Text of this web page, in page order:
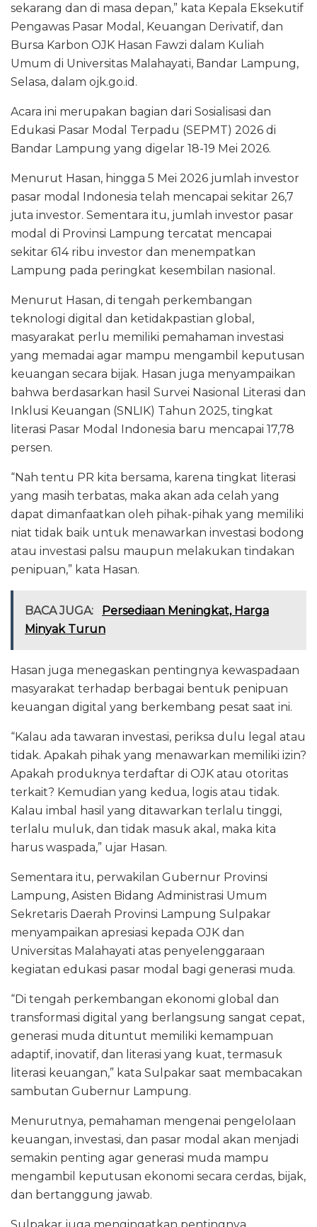
sekarang dan di masa depan,” kata Kepala Eksekutif
Pengawas Pasar Modal, Keuangan Derivatif, dan
Bursa Karbon OJK Hasan Fawzi dalam Kuliah
Umum di Universitas Malahayati, Bandar Lampung,
Selasa, dalam ojk.go.id.
Acara ini merupakan bagian dari Sosialisasi dan
Edukasi Pasar Modal Terpadu (SEPMT) 2026 di
Bandar Lampung yang digelar 18-19 Mei 2026.
Menurut Hasan, hingga 5 Mei 2026 jumlah investor
pasar modal Indonesia telah mencapai sekitar 26,7
juta investor. Sementara itu, jumlah investor pasar
modal di Provinsi Lampung tercatat mencapai
sekitar 614 ribu investor dan menempatkan
Lampung pada peringkat kesembilan nasional.
Menurut Hasan, di tengah perkembangan
teknologi digital dan ketidakpastian global,
masyarakat perlu memiliki pemahaman investasi
yang memadai agar mampu mengambil keputusan
keuangan secara bijak. Hasan juga menyampaikan
bahwa berdasarkan hasil Survei Nasional Literasi dan
Inklusi Keuangan (SNLIK) Tahun 2025, tingkat
literasi Pasar Modal Indonesia baru mencapai 17,78
persen.
“Nah tentu PR kita bersama, karena tingkat literasi
yang masih terbatas, maka akan ada celah yang
dapat dimanfaatkan oleh pihak-pihak yang memiliki
niat tidak baik untuk menawarkan investasi bodong
atau investasi palsu maupun melakukan tindakan
penipuan,” kata Hasan.
BACA JUGA:
Persediaan Meningkat, Harga
Minyak Turun
Hasan juga menegaskan pentingnya kewaspadaan
masyarakat terhadap berbagai bentuk penipuan
keuangan digital yang berkembang pesat saat ini.
“Kalau ada tawaran investasi, periksa dulu legal atau
tidak. Apakah pihak yang menawarkan memiliki izin?
Apakah produknya terdaftar di OJK atau otoritas
terkait? Kemudian yang kedua, logis atau tidak.
Kalau imbal hasil yang ditawarkan terlalu tinggi,
terlalu muluk, dan tidak masuk akal, maka kita
harus waspada,” ujar Hasan.
Sementara itu, perwakilan Gubernur Provinsi
Lampung, Asisten Bidang Administrasi Umum
Sekretaris Daerah Provinsi Lampung Sulpakar
menyampaikan apresiasi kepada OJK dan
Universitas Malahayati atas penyelenggaraan
kegiatan edukasi pasar modal bagi generasi muda.
“Di tengah perkembangan ekonomi global dan
transformasi digital yang berlangsung sangat cepat,
generasi muda dituntut memiliki kemampuan
adaptif, inovatif, dan literasi yang kuat, termasuk
literasi keuangan,” kata Sulpakar saat membacakan
sambutan Gubernur Lampung.
Menurutnya, pemahaman mengenai pengelolaan
keuangan, investasi, dan pasar modal akan menjadi
semakin penting agar generasi muda mampu
mengambil keputusan ekonomi secara cerdas, bijak,
dan bertanggung jawab.